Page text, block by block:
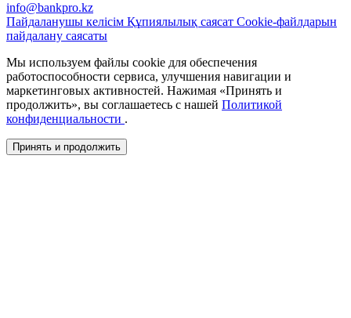
info@bankpro.kz
Пайдаланушы келісім Құпиялылық саясат Cookie-файлдарын
пайдалану саясаты
Мы используем файлы cookie для обеспечения
работоспособности сервиса, улучшения навигации и
маркетинговых активностей. Нажимая «Принять и
продолжить», вы соглашаетесь с нашей Политикой
конфиденциальности .
Принять и продолжить